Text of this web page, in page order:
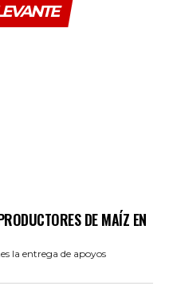
DE MAÍZ EN
la entrega de apoyos